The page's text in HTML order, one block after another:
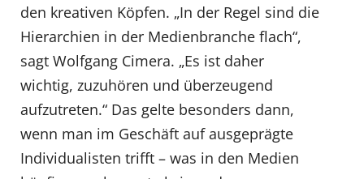
den kreativen Köpfen. „In der Regel sind die
Hierarchien in der Medienbranche flach“,
sagt Wolfgang Cimera. „Es ist daher
wichtig, zuzuhören und überzeugend
aufzutreten.“ Das gelte besonders dann,
wenn man im Geschäft auf ausgeprägte
Individualisten trifft – was in den Medien